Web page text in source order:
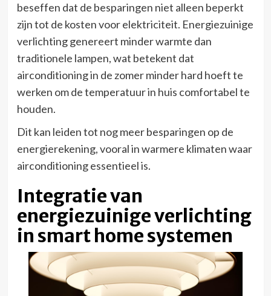
beseffen dat de besparingen niet alleen beperkt
zijn tot de kosten voor elektriciteit. Energiezuinige
verlichting genereert minder warmte dan
traditionele lampen, wat betekent dat
airconditioning in de zomer minder hard hoeft te
werken om de temperatuur in huis comfortabel te
houden.
Dit kan leiden tot nog meer besparingen op de
energierekening, vooral in warmere klimaten waar
airconditioning essentieel is.
Integratie van
energiezuinige verlichting
in smart home systemen